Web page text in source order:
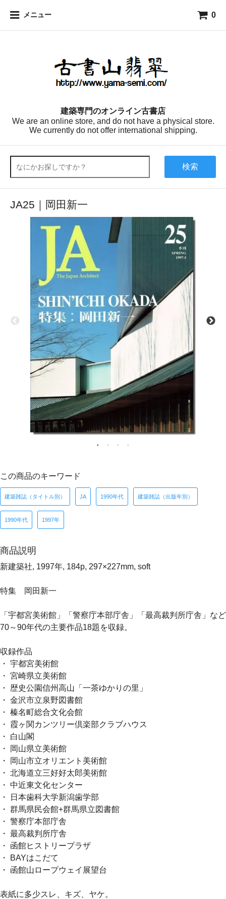
メニュー 0
建築専門のオンライン古書店
We are an online store, and do not have a physical store.
We currently do not offer international shipping.
検索
JA25｜岡田新一
この商品のキーワード
建築雑誌（タイトル別） JA 1990年代 建築雑誌（出版年別）
1990年代 1997年
商品説明
新建築社, 1997年, 184p, 297×227mm, soft
特集 岡田新一
「宇都宮美術館」「警察庁本部庁舎」「最高裁判所庁舎」など
70～90年代の主要作品18題を収録。
収録作品
・ 宇都宮美術館
・ 宮崎県立美術館
・ 歴史公園信州高山「一茶ゆかりの里」
・ 金沢市立泉野図書館
・ 榛名町総合文化会館
・ 霞ヶ関カンツリー倶楽部クラブハウス
・ 白山閣
・ 岡山県立美術館
・ 岡山市立オリエント美術館
・ 北海道立三好好太郎美術館
・ 中近東文化センター
・ 日本歯科大学新潟歯学部
・ 群馬県民会館+群馬県立図書館
・ 警察庁本部庁舎
・ 最高裁判所庁舎
・ 函館ヒストリープラザ
・ BAYはこだて
・ 函館山ロープウェイ展望台
表紙に多少スレ、キズ、ヤケ。